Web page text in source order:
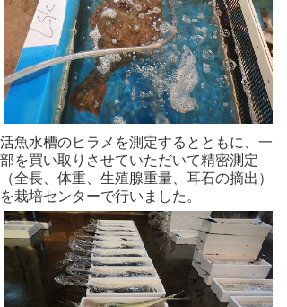
活魚水槽のヒラメを測定するとともに、一
部を買い取りさせていただいて精密測定
（全長、体重、生殖腺重量、耳石の摘出）
を栽培センターで行いました。